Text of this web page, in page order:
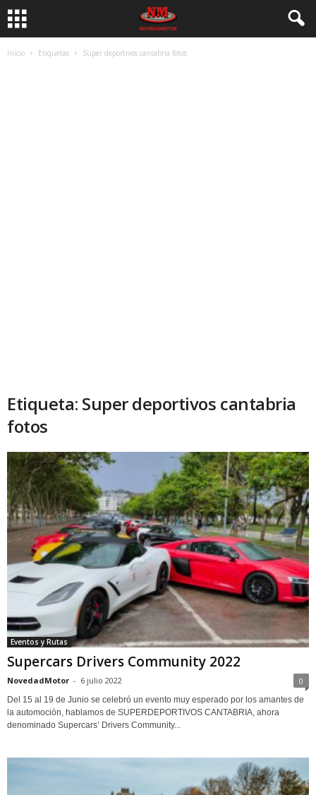
Inicio Etiquetas Super deportivos cantabria fotos
Etiqueta: Super deportivos cantabria
fotos
Eventos y Rutas
Supercars Drivers Community 2022
NovedadMotor - 6 julio 2022 0
Del 15 al 19 de Junio se celebró un evento muy esperado por los amantes de
la automoción, hablamos de SUPERDEPORTIVOS CANTABRIA, ahora
denominado Supercars’ Drivers Community...